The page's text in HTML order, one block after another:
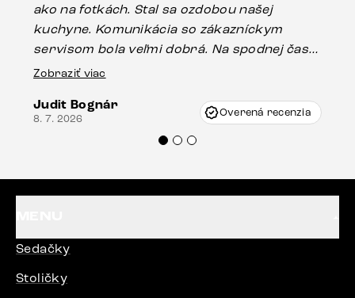
ako na fotkách. Stal sa ozdobou našej
kuchyne. Komunikácia so zákazníckym
servisom bola veľmi dobrá. Na spodnej časti
stola bolo malé poškodenie, pravdepodobne
Vincze pri riešení mojej záležitosti pristúpili
veľmi korektne. Odporúčam produkty Delife
Zobraziť viac
Judit Bognár
8. 7. 2026 Overená recenzia
Sedačky
Stoličky